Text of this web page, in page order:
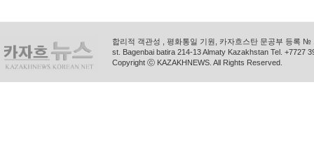
합리적 객관성 , 평화통일 기원, 카자흐스탄 문공부 등록
st. Bagenbai batira 214-13 Almaty Kazakhstan Tel. +7727
Copyright ⓒ KAZAKHNEWS. All Rights Reserved.